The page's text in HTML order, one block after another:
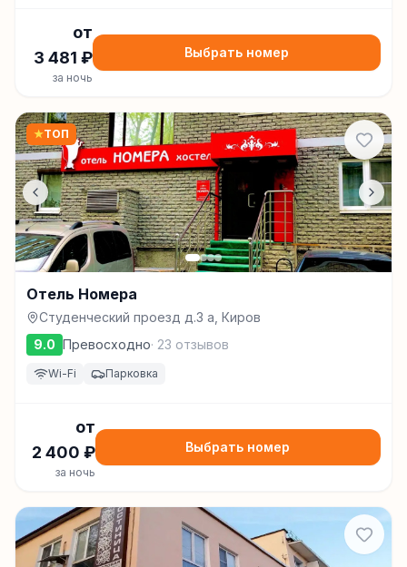
от
3 481 ₽
за ночь
Выбрать номер
★ТОП
Отель Номера
Студенческий проезд д.3 а, Киров
9.0 Превосходно· 23 отзывов
Wi-Fi Парковка
от
2 400 ₽
за ночь
Выбрать номер